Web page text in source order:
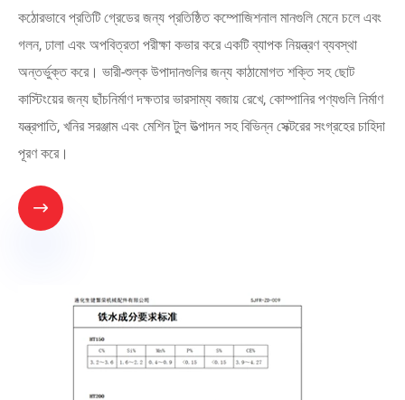
কঠোরভাবে প্রতিটি গ্রেডের জন্য প্রতিষ্ঠিত কম্পোজিশনাল মানগুলি মেনে চলে এবং
গলন, ঢালা এবং অপবিত্রতা পরীক্ষা কভার করে একটি ব্যাপক নিয়ন্ত্রণ ব্যবস্থা
অন্তর্ভুক্ত করে। ভারী-শুল্ক উপাদানগুলির জন্য কাঠামোগত শক্তি সহ ছোট
কাস্টিংয়ের জন্য ছাঁচনির্মাণ দক্ষতার ভারসাম্য বজায় রেখে, কোম্পানির পণ্যগুলি নির্মাণ
যন্ত্রপাতি, খনির সরঞ্জাম এবং মেশিন টুল উত্পাদন সহ বিভিন্ন সেক্টরের সংগ্রহের চাহিদা
পূরণ করে।
